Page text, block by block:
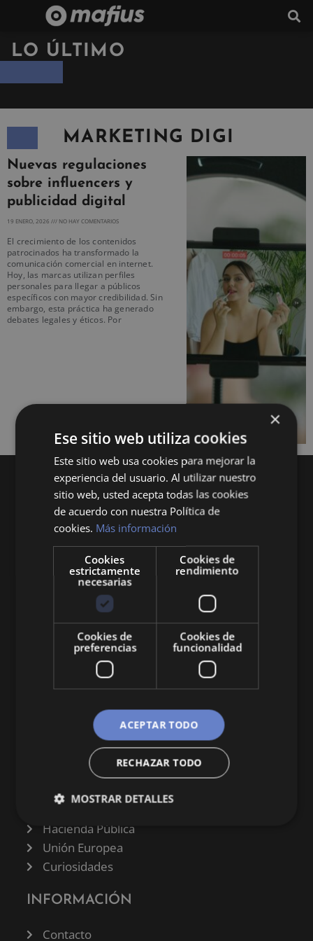
LO ÚLTIMO
MARKETING DIGI
Nuevas regulaciones
sobre influencers y
publicidad digital
19 ENERO, 2026 NO HAY COMENTARIOS
El crecimiento de los contenidos
patrocinados ha transformado la
comunicación comercial en internet.
Hoy, las marcas utilizan perfiles
personales para llegar a públicos
específicos con mayor credibilidad. Sin
embargo, esta práctica ha generado
debates legales y éticos. Por
Queremos mantenerte al día en temas de
economía, finanzas, negocios, derecho, historia
y curiosidades sobre todo lo relacionado con la
economía y empresa.
CATEGORÍAS
Negocios
Derecho
Historia
Hacienda Pública
Unión Europea
Curiosidades
INFORMACIÓN
Contacto
×
Ese sitio web utiliza cookies
Este sitio web usa cookies para mejorar la
experiencia del usuario. Al utilizar nuestro
sitio web, usted acepta todas las cookies
de acuerdo con nuestra Política de
cookies. Más información
Cookies
estrictamente
necesarias
Cookies de
rendimiento
Cookies de
preferencias
Cookies de
funcionalidad
ACEPTAR TODO
RECHAZAR TODO
MOSTRAR DETALLES